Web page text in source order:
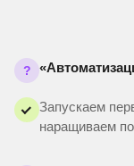
?
Запускаем
наращиваем по